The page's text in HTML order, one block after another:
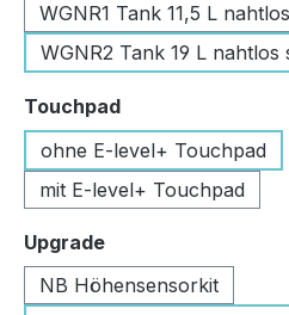
WGNR1 Tank 11,5 L
WGNR2 Tank 19 L
Touchpadauswählen
ohne E-level+ Touchpad
mit E-level+ Touchpad
Upgradeauswählen
NB Höhensensorkit